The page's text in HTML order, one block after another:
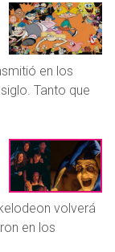
en los
Tanto que
volverá
en los